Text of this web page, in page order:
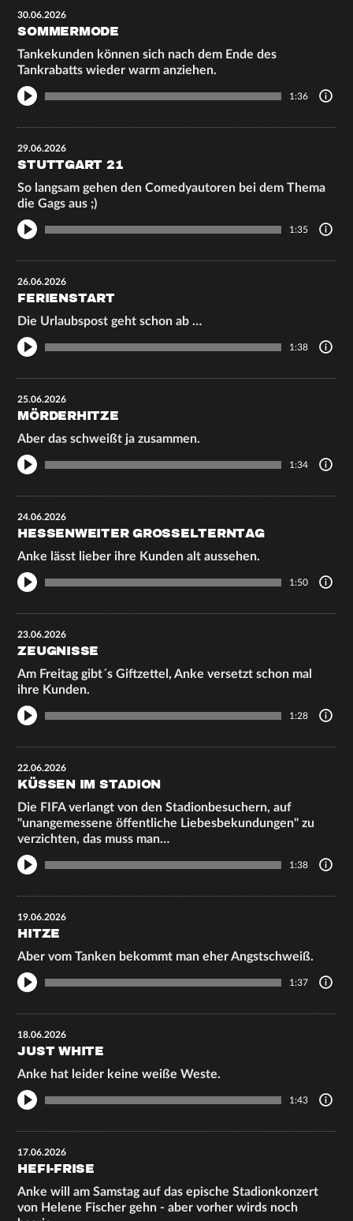
30.06.2026
SOMMERMODE
Tankekunden können sich nach dem Ende des
Tankrabatts wieder warm anziehen.
1:36
29.06.2026
STUTTGART 21
So langsam gehen den Comedyautoren bei dem Thema
die Gags aus ;)
1:35
26.06.2026
FERIENSTART
Die Urlaubspost geht schon ab …
1:38
25.06.2026
MÖRDERHITZE
Aber das schweißt ja zusammen.
1:34
24.06.2026
HESSENWEITER GROSSELTERNTAG
Anke lässt lieber ihre Kunden alt aussehen.
1:50
23.06.2026
ZEUGNISSE
Am Freitag gibt´s Giftzettel, Anke versetzt schon mal
ihre Kunden.
1:28
22.06.2026
KÜSSEN IM STADION
Die FIFA verlangt von den Stadionbesuchern, auf
"unangemessene öffentliche Liebesbekundungen" zu
verzichten, das muss man…
1:38
19.06.2026
HITZE
Aber vom Tanken bekommt man eher Angstschweiß.
1:37
18.06.2026
JUST WHITE
Anke hat leider keine weiße Weste.
1:43
17.06.2026
HEFI-FRISE
Anke will am Samstag auf das epische Stadionkonzert
von Helene Fischer gehn - aber vorher wirds noch